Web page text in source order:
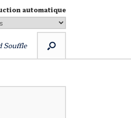
automatique
Souffle